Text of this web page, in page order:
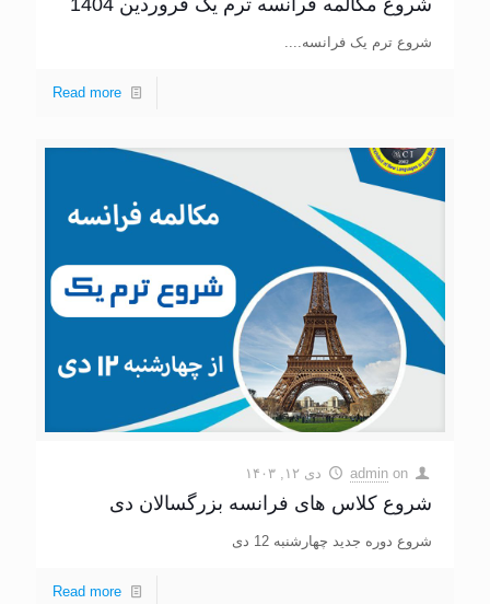
شروع مکالمه فرانسه ترم یک فروردین 1404
شروع ترم یک فرانسه....
Read more
admin on دی ۱۲, ۱۴۰۳
شروع کلاس های فرانسه بزرگسالان دی
شروع دوره جدید چهارشنبه 12 دی
Read more